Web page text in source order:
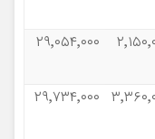
۲۹٬۰۵۴٬۰۰۰
۲۹٬۷۳۴٬۰۰۰